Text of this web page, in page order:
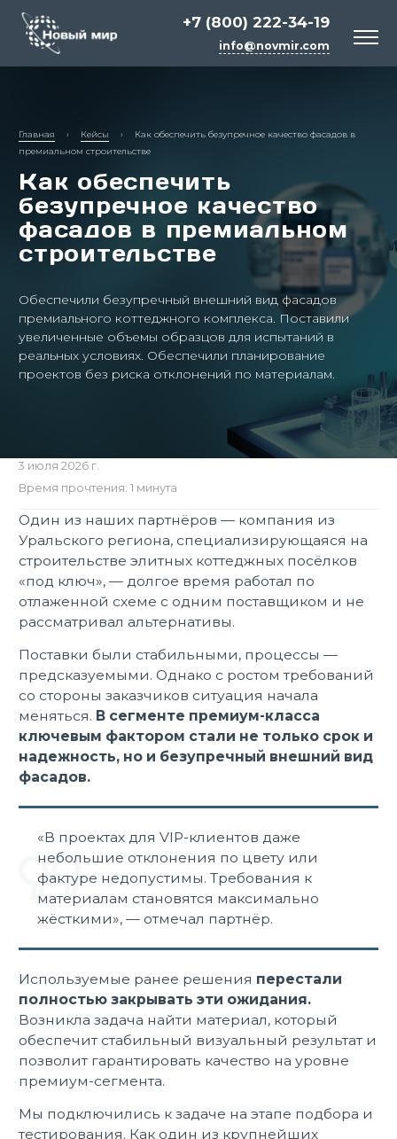
+7 (800) 222-34-19
info@novmir.com
Сырьё для косметики и бытовой химии
Химия для строительных смесей
Главная › Кейсы ›
Как обеспечить безупречное качество фасадов в
премиальном строительстве
Как обеспечить
безупречное качество
фасадов в премиальном
строительстве
Обеспечили безупречный внешний вид фасадов
премиального коттеджного комплекса. Поставили
увеличенные объемы образцов для испытаний в
реальных условиях. Обеспечили планирование
проектов без риска отклонений по материалам.
3 июля 2026 г.
Время прочтения: 1 минута
Один из наших партнёров — компания из
Уральского региона, специализирующаяся на
строительстве элитных коттеджных посёлков
«под ключ», — долгое время работал по
отлаженной схеме с одним поставщиком и не
рассматривал альтернативы.
Поставки были стабильными, процессы —
предсказуемыми. Однако с ростом требований
со стороны заказчиков ситуация начала
меняться. В сегменте премиум-класса
ключевым фактором стали не только срок и
надежность, но и безупречный внешний вид
фасадов.
«В проектах для VIP-клиентов даже
небольшие отклонения по цвету или
фактуре недопустимы. Требования к
материалам становятся максимально
жёсткими», — отмечал партнёр.
Используемые ранее решения перестали
полностью закрывать эти ожидания.
Возникла задача найти материал, который
обеспечит стабильный визуальный результат и
позволит гарантировать качество на уровне
премиум-сегмента.
Мы подключились к задаче на этапе подбора и
тестирования. Как один из крупнейших